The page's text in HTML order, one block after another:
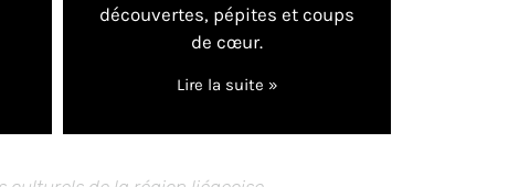
découvertes, pépites et coups
de cœur.
Lire la suite »